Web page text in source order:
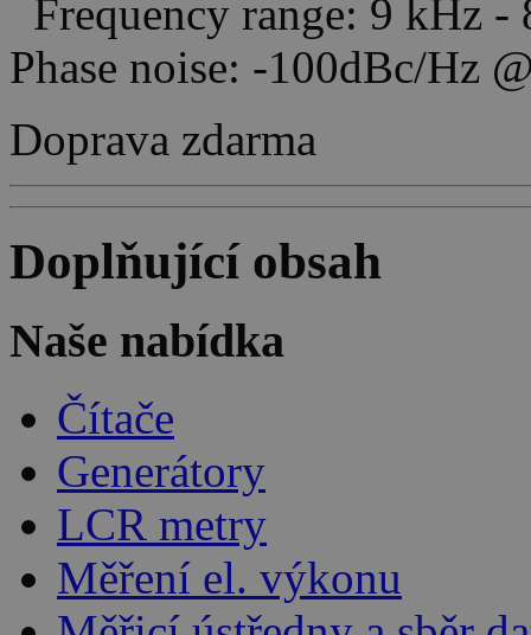
Frequency range: 9 kHz
Phase noise: -100dBc/
Doprava zdarma
Doplňující obsah
Naše nabídka
Čítače
Generátory
LCR metry
Měření el. výkonu